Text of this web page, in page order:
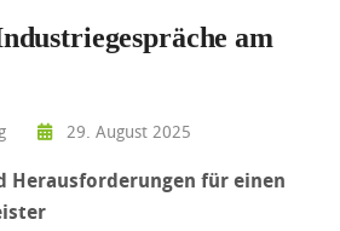
am
29. August 2025
Herausforderungen für einen